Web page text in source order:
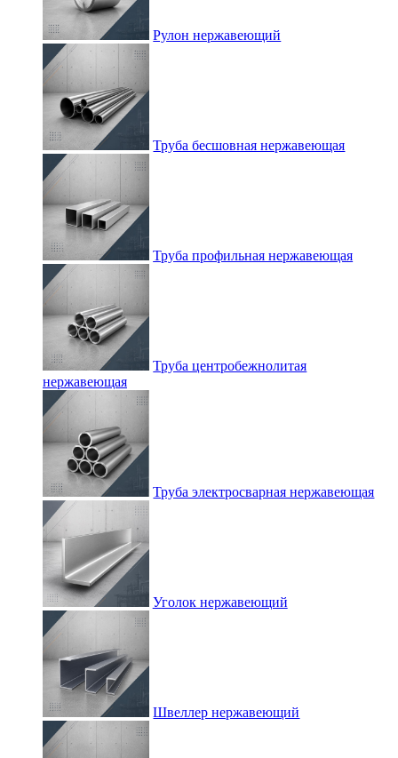
Рулон нержавеющий
Труба бесшовная нержавеющая
Труба профильная нержавеющая
Труба центробежнолитая
нержавеющая
Труба электросварная нержавеющая
Уголок нержавеющий
Швеллер нержавеющий